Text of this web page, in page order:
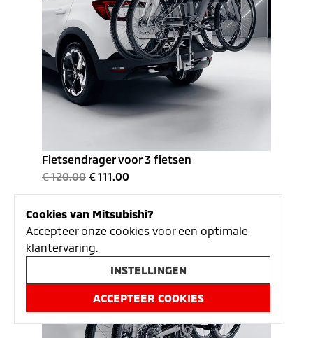
Cookies van Mitsubishi?
Accepteer onze cookies voor een optimale
klantervaring.
INSTELLINGEN
ACCEPTEER COOKIES
Fietsendrager voor 3 fietsen
€120.00 €111.00
SALE